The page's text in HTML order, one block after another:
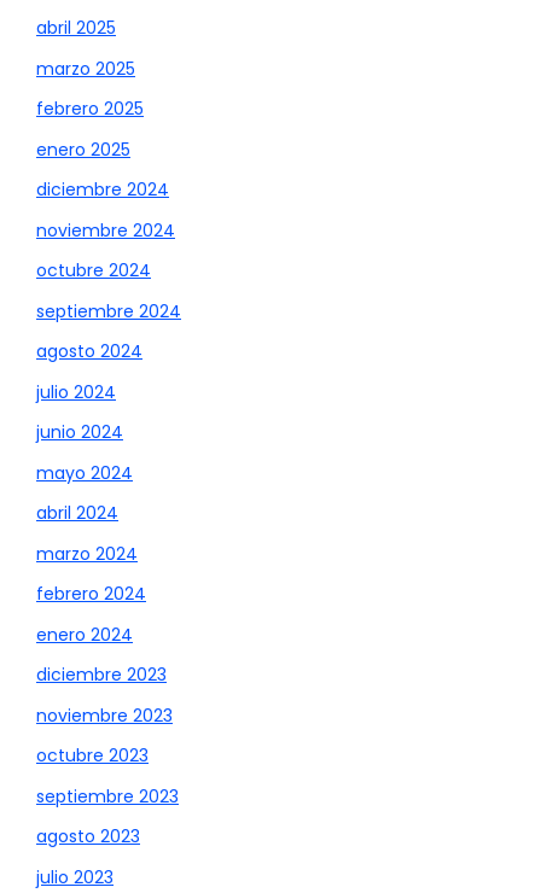
abril 2025
marzo 2025
febrero 2025
enero 2025
diciembre 2024
noviembre 2024
octubre 2024
septiembre 2024
agosto 2024
julio 2024
junio 2024
mayo 2024
abril 2024
marzo 2024
febrero 2024
enero 2024
diciembre 2023
noviembre 2023
octubre 2023
septiembre 2023
agosto 2023
julio 2023